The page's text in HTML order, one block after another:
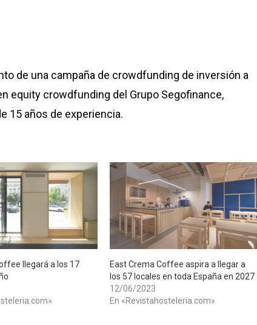
de una campaña de crowdfunding de inversión a
equity crowdfunding del Grupo Segofinance,
15 años de experiencia.
llegará a los 17
East Crema Coffee aspira a llegar a
los 57 locales en toda España en 2027
12/06/2023
En «Revistahosteleria.com»